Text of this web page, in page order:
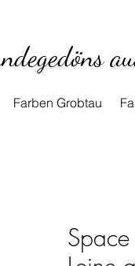
Farben Grobtau
Space